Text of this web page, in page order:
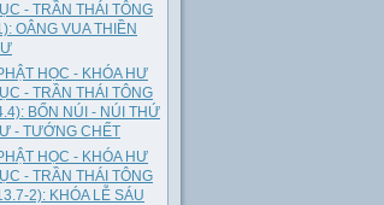
- TRẦN THÁI TÔNG
OÂNG VUA THIỀN
HỌC - KHÓA HƯ
- TRẦN THÁI TÔNG
BỐN NÚI - NÚI THỨ
- TƯỚNG CHẾT
HỌC - KHÓA HƯ
- TRẦN THÁI TÔNG
2): KHÓA LỄ SÁU